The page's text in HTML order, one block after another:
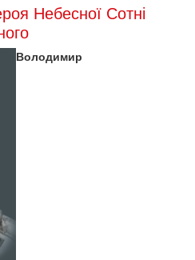
Небесної Сотні
Володимир